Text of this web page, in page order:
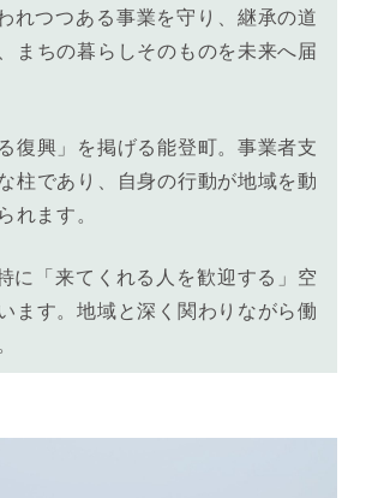
れつつある事業を守り、継承の道
まちの暮らしそのものを未来へ届
復興」を掲げる能登町。事業者支
柱であり、自身の行動が地域を動
れます。
に「来てくれる人を歓迎する」空
ます。地域と深く関わりながら働